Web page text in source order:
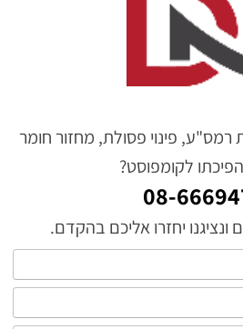
רמס"ע, פינוי פסולת, מחזור חומר
לקומפוסט?
08-
יחזרו אליכם בהקדם.